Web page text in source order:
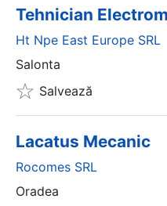
Tehnician
Ht Npe East Europe SRL
Salonta
Salvează
Lacatus Mecanic
Rocomes SRL
Oradea